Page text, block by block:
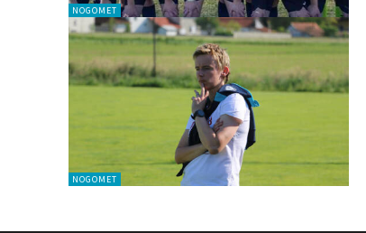
NOGOMET
NOGOMET